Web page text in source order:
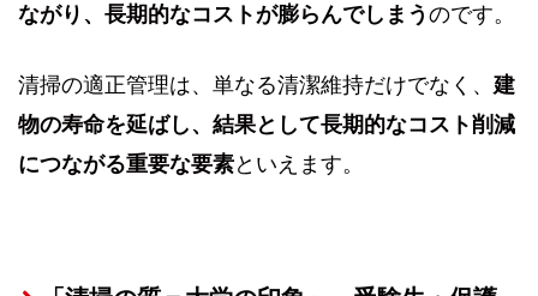
ながり、長期的なコストが膨らんでしまう のです。
清掃の適正管理は、単なる清潔維持だけでなく、 建
物の寿命を延ばし、結果として長期的なコスト削減
につながる重要な要素といえます。